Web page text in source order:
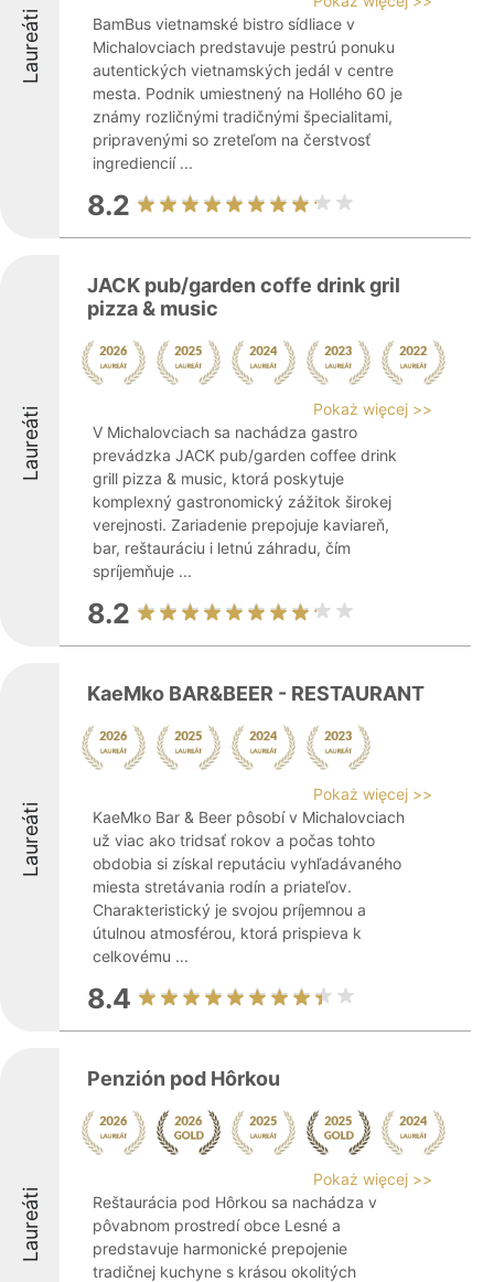
Laureáti
BamBus vietnamské bistro sídliace v
Michalovciach predstavuje pestrú ponuku
autentických vietnamských jedál v centre
mesta. Podnik umiestnený na Hollého 60 je
známy rozličnými tradičnými špecialitami,
pripravenými so zreteľom na čerstvosť
ingrediencií ...
8.2
Laureáti
JACK pub/garden coffe drink gril
pizza & music
Pokaż więcej >>
V Michalovciach sa nachádza gastro
prevádzka JACK pub/garden coffee drink
grill pizza & music, ktorá poskytuje
komplexný gastronomický zážitok širokej
verejnosti. Zariadenie prepojuje kaviareň,
bar, reštauráciu i letnú záhradu, čím
spríjemňuje ...
8.2
Laureáti
KaeMko BAR&BEER - RESTAURANT
Pokaż więcej >>
KaeMko Bar & Beer pôsobí v Michalovciach
už viac ako tridsať rokov a počas tohto
obdobia si získal reputáciu vyhľadávaného
miesta stretávania rodín a priateľov.
Charakteristický je svojou príjemnou a
útulnou atmosférou, ktorá prispieva k
celkovému ...
8.4
Laureáti
Penzión pod Hôrkou
Pokaż więcej >>
Reštaurácia pod Hôrkou sa nachádza v
pôvabnom prostredí obce Lesné a
predstavuje harmonické prepojenie
tradičnej kuchyne s krásou okolitých